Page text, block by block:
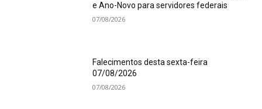
e Ano-Novo para servidores federais
07/08/2026
Falecimentos desta sexta-feira
07/08/2026
07/08/2026